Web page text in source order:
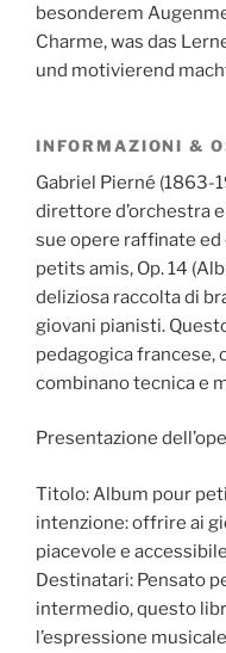
besonderem
Charme, was das
und motivierend
INFORMAZIONI &
Gabriel Pierné (1863-
direttore d’orchestra
sue opere raffinate
petits amis, Op. 14
deliziosa raccolta di
giovani pianisti.
pedagogica francese,
combinano tecnica e
Presentazione
Titolo: Album pour
intenzione: offrire ai
piacevole e
Destinatari: Pensato
intermedio, questo
l’espressione